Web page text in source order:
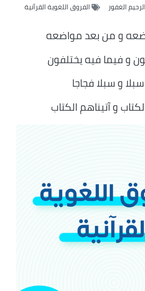
الرحيم الغفور الفروق اللغوية القرآنية
و من بعد مواضعه
و فيما فيه يختلفون
و سبلا فجاجا
و آتيناهم الكتاب